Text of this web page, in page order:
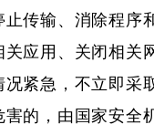
止传输、消除程序
关应用、关闭相关
紧急，不立即采
的，由国家安全